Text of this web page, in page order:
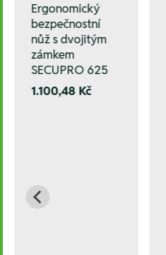
Ergonomický
bezpečnostní
nůž s dvojitým
zámkem
SECUPRO 625
1.100,48 Kč